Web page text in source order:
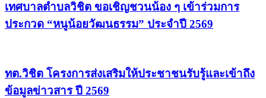
เทศบาลตำบลวิชิต ขอเชิญชวนน้อง ๆ เข้าร่วมการ
ประกวด “หนูน้อยวัฒนธรรม” ประจำปี 2569
ทต.วิชิต โครงการส่งเสริมให้ประชาชนรับรู้และเข้าถึง
ข้อมูลข่าวสาร ปี 2569